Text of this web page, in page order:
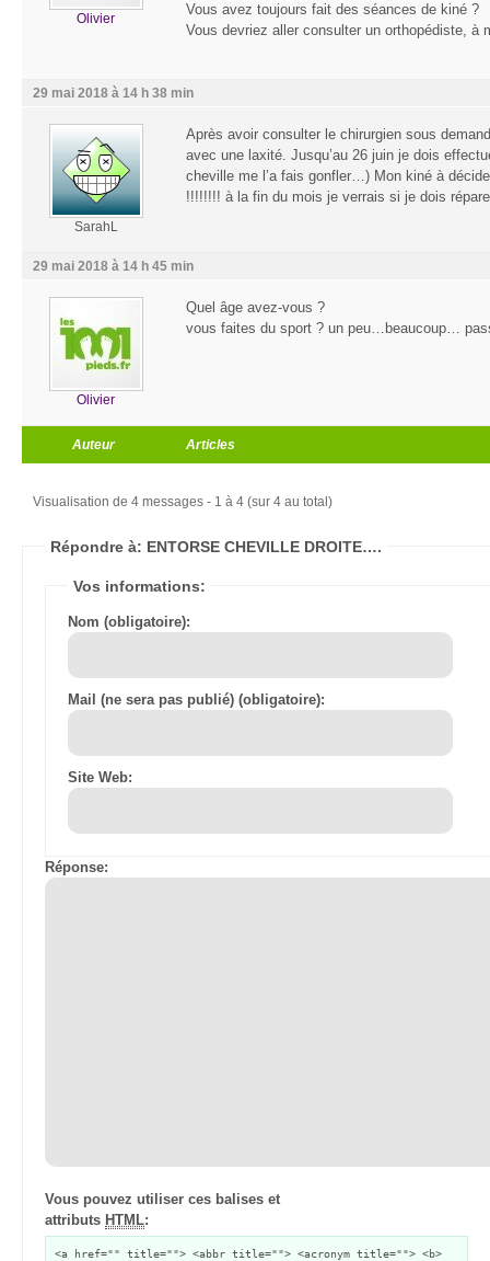
Auteur Articles
Olivier
Vous avez toujours fait des séances de kiné ?
Vous devriez aller consulter un orthopédiste, à
29 mai 2018 à 14 h 38 min
SarahL
Après avoir consulter le chirurgien sous
avec une laxité. Jusqu’au 26 juin je dois
cheville me l’a fais gonfler…) Mon kiné à
!!!!!!!! à la fin du mois je verrais si je dois
29 mai 2018 à 14 h 45 min
Olivier
Quel âge avez-vous ?
vous faites du sport ? un peu…beaucoup…
Visualisation de 4 messages - 1 à 4 (sur 4 au total)
Répondre à: ENTORSE CHEVILLE DROITE….
Vos informations:
Nom (obligatoire):
Mail (ne sera pas publié) (obligatoire):
Site Web:
Réponse:
Vous pouvez utiliser ces balises et
attributs HTML:
<a href="" title=""> <abbr title=""> <acronym title=""> <b>